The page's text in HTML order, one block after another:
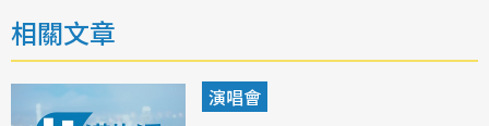
相關文章
演唱會